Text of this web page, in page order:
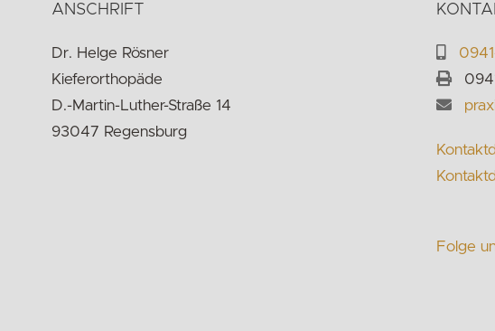
ANSCHRIFT
Dr. Helge Rösner
Kieferorthopäde
D.-Martin-Luther-Straße 14
93047 Regensburg
Folge